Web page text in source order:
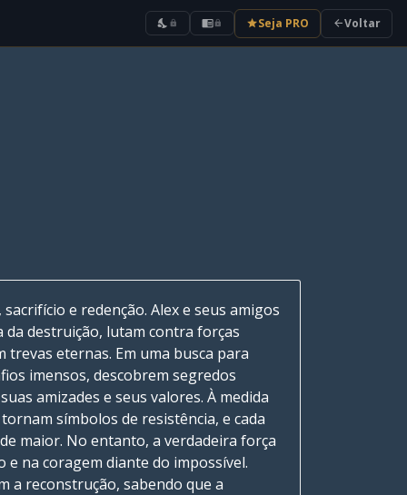
nights_stay lock chrome_reader_modelock starSeja PRO arrow_backVoltar
e redenção. Alex e seus amigos
destruição, lutam contra forças
eternas. Em uma busca para
imensos, descobrem segredos
amizades e seus valores. À medida
símbolos de resistência, e cada
maior. No entanto, a verdadeira força
e na coragem diante do impossível.
a reconstrução, sabendo que a